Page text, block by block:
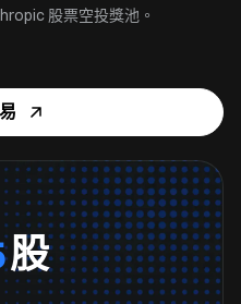
股票空投獎池。
股